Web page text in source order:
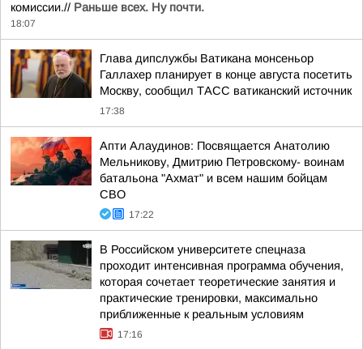
комиссии.// Раньше всех. Ну почти.
18:07
Глава дипслужбы Ватикана монсеньор
Галлахер планирует в конце августа посетить
Москву, сообщил ТАСС ватиканский источник
17:38
Апти Алаудинов: Посвящается Анатолию
Мельникову, Дмитрию Петровскому- воинам
батальона "Ахмат" и всем нашим бойцам
СВО
17:22
В Российском университете спецназа
проходит интенсивная программа обучения,
которая сочетает теоретические занятия и
практические тренировки, максимально
приближенные к реальным условиям
17:16